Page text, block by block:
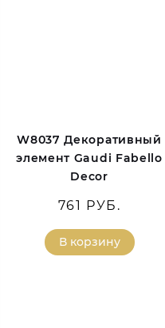
W8037 Декоративный
элемент Gaudi Fabello
Decor
761 РУБ.
В корзину